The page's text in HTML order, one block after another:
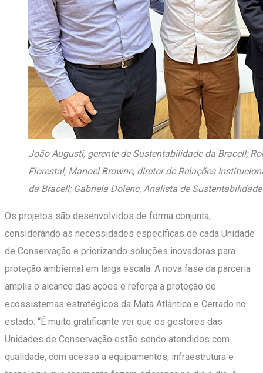
João Augusti, gerente de Sustentabilidade da Bracell;
Florestal; Manoel Browne, diretor de Relações
da Bracell; Gabriela Dolenc, Analista de
Os projetos são desenvolvidos de forma conjunta,
considerando as necessidades específicas de cada Unidade
de Conservação e priorizando soluções inovadoras para
proteção ambiental em larga escala. A nova fase da parceria
amplia o alcance das ações e reforça a proteção de
ecossistemas estratégicos da Mata Atlântica e Cerrado no
estado. “É muito gratificante ver que os gestores das
Unidades de Conservação estão sendo atendidos com
qualidade, com acesso a equipamentos, infraestrutura e